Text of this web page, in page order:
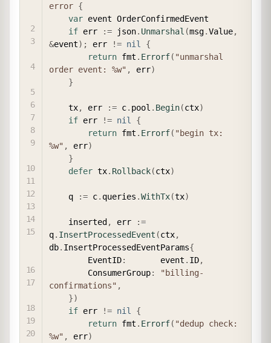
error {
var event OrderConfirmedEvent
if err := json. Unmarshal (msg.Value,
&event) ; err != nil
{
return fmt . Errorf( "unmarshal
order event: %w" , err)
}
    tx
, err := c. pool . Begin(ctx)
if err != nil
{
return fmt . Errorf( "begin tx:
%w" , err)
}
defer tx. Rollback(ctx)
    q
:= c. queries .WithTx(tx)
    inserted
, err
:=
q. InsertProcessedEvent (ctx,
db. InsertProcessedEventParams{
        EventID
:
       event
. ID,
        ConsumerGroup
:
"billing-
confirmations" ,
})
if err != nil
{
return fmt . Errorf( "dedup check:
%w" , err)